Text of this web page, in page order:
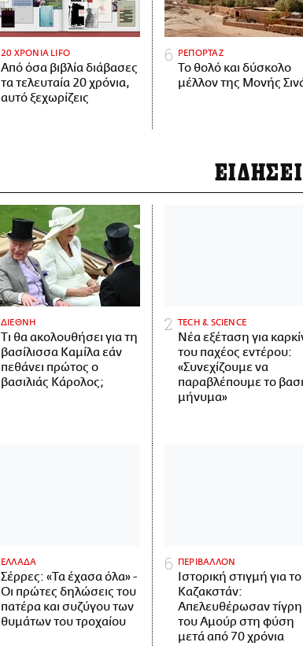
20 ΧΡΟΝΙΑ LIFO
Από όσα βιβλία διάβασες
τα τελευταία 20 χρόνια,
αυτό ξεχωρίζεις
ΡΕΠΟΡΤΑΖ
Το θολό και δύσκολο
μέλλον της Μονής
ΔΙΕΘΝΗ
Τι θα ακολουθήσει για τη
βασίλισσα Καμίλα εάν
πεθάνει πρώτος ο
βασιλιάς Κάρολος;
ΤECH & SCIENCE
Νέα εξέταση για
του παχέος εντέρου:
«Συνεχίζουμε να
παραβλέπουμε το
μήνυμα»
ΕΛΛΑΔΑ
Σέρρες: «Τα έχασα όλα» -
Οι πρώτες δηλώσεις του
πατέρα και συζύγου των
θυμάτων του τροχαίου
ΠΕΡΙΒΑΛΛΟΝ
Ιστορική στιγμή για το
Καζακστάν:
Απελευθέρωσαν τίγρη
του Αμούρ στη φύση
μετά από 70 χρόνια